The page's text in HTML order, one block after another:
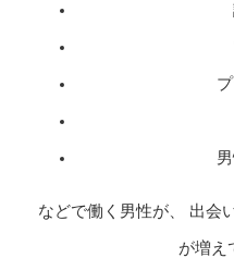
などで働く男性が、 出会
が増え